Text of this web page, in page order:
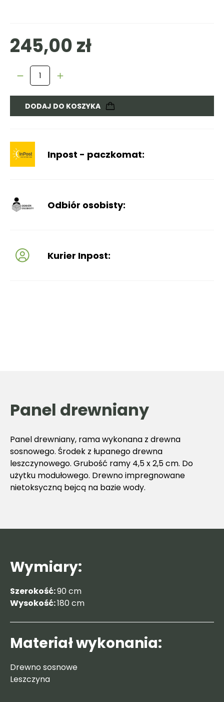
245,00 zł
DODAJ DO KOSZYKA
Inpost - paczkomat:
Odbiór osobisty:
Kurier Inpost:
Panel drewniany
Panel drewniany, rama wykonana z drewna
sosnowego. Środek z łupanego drewna
leszczynowego. Grubość ramy 4,5 x 2,5 cm. Do
użytku modułowego. Drewno impregnowane
nietoksyczną bejcą na bazie wody.
Wymiary:
Szerokość:90 cm
Wysokość:180 cm
Materiał wykonania:
Drewno sosnowe
Leszczyna